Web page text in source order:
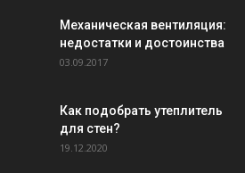
Механическая вентиляция:
недостатки и достоинства
03.09.2017
Как подобрать утеплитель
для стен?
19.12.2020